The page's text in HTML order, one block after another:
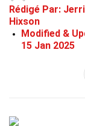
Rédigé Par:
Hixson
Modified &
15 Jan 2025